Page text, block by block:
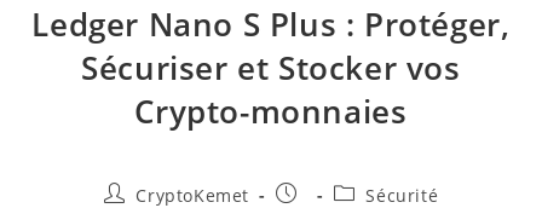
Ledger Nano S Plus : Protéger,
Sécuriser et Stocker vos
Crypto-monnaies
Auteur/autrice
CryptoKemet
Publication
PostSécurité